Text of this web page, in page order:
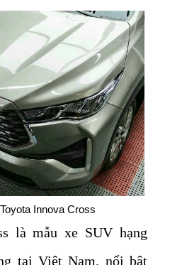
Innova Cross
là mẫu xe SUV hạng
tại Việt Nam, nổi bật